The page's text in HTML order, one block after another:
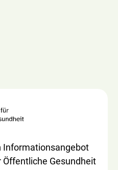
Informationsangebot
Gesundheit